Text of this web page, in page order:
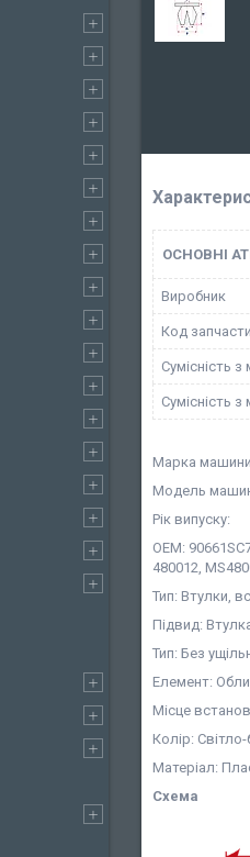
ОСНОВНІ
Виробник
Код
Сумісність
Сумісність
Марка
Модель
Рік випуску:
OEM:
480012,
Тип: Втулки,
Підвид:
Тип: Без
Елемент:
Місце
Колір:
Матеріал:
Схема